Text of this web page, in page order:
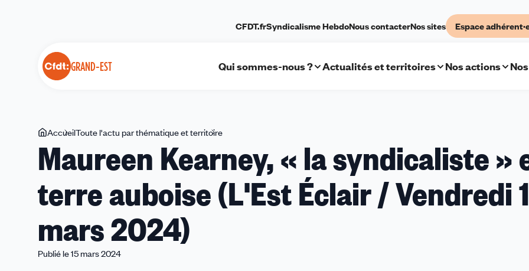
GRAND-EST
CFDT.frSyndicalisme HebdoNous contacterNos sites Espace
Qui sommes-nous ? Actualités et territoires Nos actions
Vous
êtes
ici
AccueilToute l'actu par thématique et territoire
Kearney,
«
la
syndicaliste
»
Maureen Kearney, « la syndicaliste »
terre auboise (L'Est Éclair / Vendredi
mars 2024)
Publié le 15 mars 2024